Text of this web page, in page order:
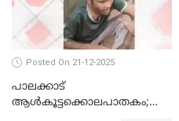
Posted On 21-12-2025
പാലക്കാട്‌
ആൾകൂട്ടക്കൊലപാതകം;